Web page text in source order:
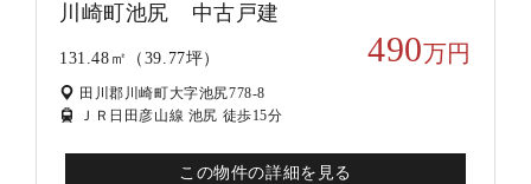
川崎町池尻 中古戸建
131.48㎡（39.77坪） 490万円
田川郡川崎町大字池尻778-8
ＪＲ日田彦山線 池尻 徒歩15分
この物件の詳細を見る